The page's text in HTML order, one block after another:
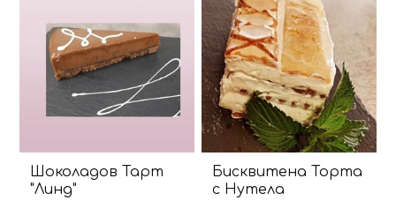
Шоколадов Тарт
"Линд"
Бисквитена Торта
с Нутела